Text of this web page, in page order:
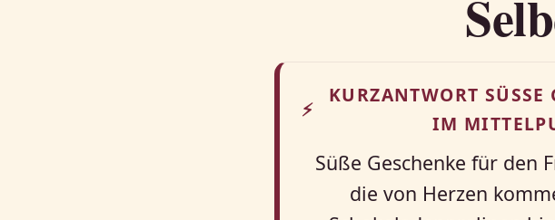
⚡
KURZANTWORT SÜSSE
M
Süße Geschenke für den
die von Herzen